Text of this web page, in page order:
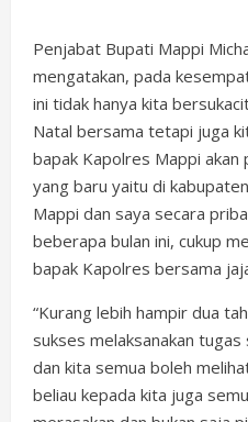
Penjabat Bupati Mappi
mengatakan, pada
ini tidak hanya kita
Natal bersama tetapi juga
bapak Kapolres Mappi
yang baru yaitu di
Mappi dan saya secara
beberapa bulan ini, cukup
bapak Kapolres bersama
“Kurang lebih hampir dua
sukses melaksanakan
dan kita semua boleh
beliau kepada kita juga